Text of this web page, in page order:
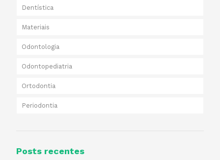
Dentística
Materiais
Odontologia
Odontopediatria
Ortodontia
Periodontia
Posts recentes